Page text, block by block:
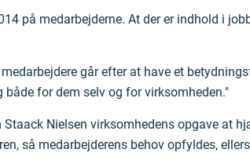
på medarbejderne. At der er indhold i
går efter at have et
både for dem selv og for virksomheden."
Staack Nielsen virksomhedens opgave at
så medarbejderens behov opfyldes,